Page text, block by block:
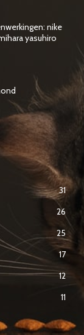
nike
yasuhiro
31
26
25
17
12
11